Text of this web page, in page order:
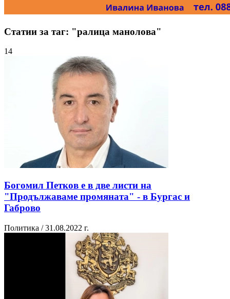
Статии за таг: "ралица манолова"
14
Богомил Петков е в две листи на
"Продължаваме промяната" - в Бургас и
Габрово
Политика / 31.08.2022 г.